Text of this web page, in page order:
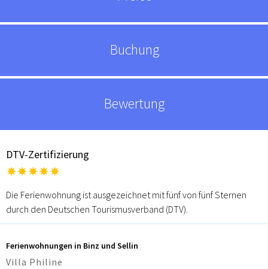
Buchung
Bewertung
DTV-Zertifizierung
Die Ferienwohnung ist ausgezeichnet mit fünf von fünf Sternen
durch den Deutschen Tourismusverband (DTV).
Ferienwohnungen in Binz und Sellin
Villa Philine